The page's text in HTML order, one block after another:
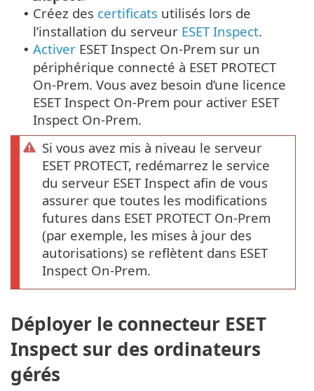
• Créez des certificats utilisés lors de
l’installation du serveur ESET Inspect.
• Activer ESET Inspect On-Prem sur un
périphérique connecté à ESET PROTECT
On-Prem. Vous avez besoin d’une licence
ESET Inspect On-Prem pour activer ESET
Inspect On-Prem.
Si vous avez mis à niveau le serveur
ESET PROTECT, redémarrez le service
du serveur ESET Inspect afin de vous
assurer que toutes les modifications
futures dans ESET PROTECT On-Prem
(par exemple, les mises à jour des
autorisations) se reflètent dans ESET
Inspect On-Prem.
Déployer le connecteur ESET
Inspect sur des ordinateurs
gérés